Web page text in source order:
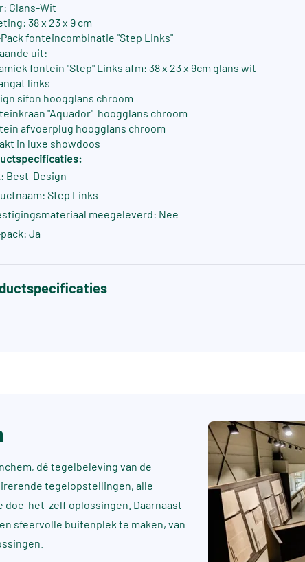
Glans-Wit
38 x 23 x 9 cm
fonteincombinatie "Step Links"
uit:
fontein "Step" Links afm: 38 x 23 x 9cm glans wit
links
sifon hoogglans chroom
"Aquador" hoogglans chroom
afvoerplug hoogglans chroom
in luxe showdoos
Best-Design
Step Links
meegeleverd: Nee
Ja
dé tegelbeleving van de
tegelopstellingen, alle
doe-het-zelf oplossingen. Daarnaast
sfeervolle buitenplek te maken, van